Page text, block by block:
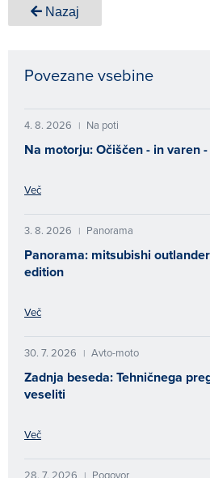
Nazaj
Povezane vsebine
4. 8. 2026 | Na poti
Na motorju: Očiščen - in varen
Več
3. 8. 2026 | Panorama
Panorama: mitsubishi
edition
Več
30. 7. 2026 | Avto-moto
Zadnja beseda: Tehničnega
veseliti
Več
28. 7. 2026 | Pogovor